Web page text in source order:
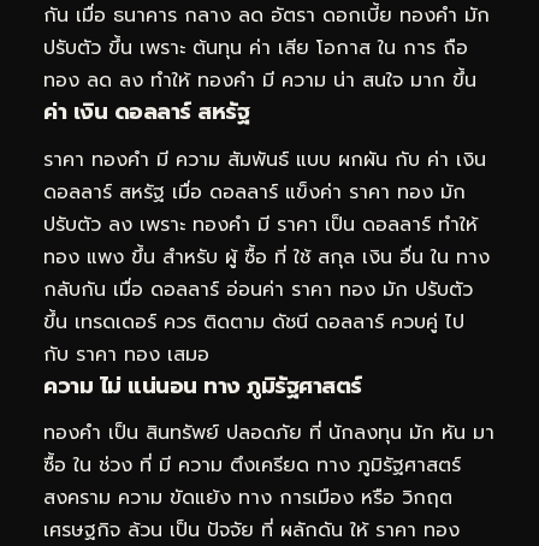
กัน เมื่อ ธนาคาร กลาง ลด อัตรา ดอกเบี้ย ทองคำ มัก
ปรับตัว ขึ้น เพราะ ต้นทุน ค่า เสีย โอกาส ใน การ ถือ
ทอง ลด ลง ทำให้ ทองคำ มี ความ น่า สนใจ มาก ขึ้น
ค่า เงิน ดอลลาร์ สหรัฐ
ราคา ทองคำ มี ความ สัมพันธ์ แบบ ผกผัน กับ ค่า เงิน
ดอลลาร์ สหรัฐ เมื่อ ดอลลาร์ แข็งค่า ราคา ทอง มัก
ปรับตัว ลง เพราะ ทองคำ มี ราคา เป็น ดอลลาร์ ทำให้
ทอง แพง ขึ้น สำหรับ ผู้ ซื้อ ที่ ใช้ สกุล เงิน อื่น ใน ทาง
กลับกัน เมื่อ ดอลลาร์ อ่อนค่า ราคา ทอง มัก ปรับตัว
ขึ้น เทรดเดอร์ ควร ติดตาม ดัชนี ดอลลาร์ ควบคู่ ไป
กับ ราคา ทอง เสมอ
ความ ไม่ แน่นอน ทาง ภูมิรัฐศาสตร์
ทองคำ เป็น สินทรัพย์ ปลอดภัย ที่ นักลงทุน มัก หัน มา
ซื้อ ใน ช่วง ที่ มี ความ ตึงเครียด ทาง ภูมิรัฐศาสตร์
สงคราม ความ ขัดแย้ง ทาง การเมือง หรือ วิกฤต
เศรษฐกิจ ล้วน เป็น ปัจจัย ที่ ผลักดัน ให้ ราคา ทอง